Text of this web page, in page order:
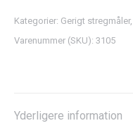
antal
Kategorier: Gerigt stregmåler,
Varenummer (SKU): 3105
Yderligere information